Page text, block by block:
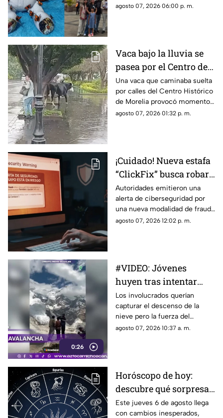
municipio de Cuitzeo,
conocido como “El Guardián
de las Monarcas”, el cual fue
entregado a su hijo, Homero
Gómez Valencia, en la ciudad
de Morelia.
agosto 07, 2026 06:00 p. m.
Vaca bajo la lluvia se
pasea por el Centro de
Morelia y asusta a una
mujer
Una vaca que caminaba suelta
por calles del Centro Histórico
de Morelia provocó momentos
de sorpresa y susto entre
Niños Héroes.
agosto 07, 2026 01:32 p. m.
¡Cuidado! Nueva estafa
“ClickFix” busca robar
información desde tu
computadora
Autoridades emitieron una
alerta de ciberseguridad por
una nueva modalidad de fraude
conocida como “ClickFix”, una
pueden comprometer sus
equipos y robar información
personal.
agosto 07, 2026 12:02 p. m.
0:26
#VIDEO: Jóvenes
huyen tras intentar
grabar una potente
avalancha
Los involucrados querían
capturar el descenso de la
nieve pero la fuerza del
fenómeno los obligó a correr.
agosto 07, 2026 10:37 a. m.
Horóscopo de hoy:
descubre qué sorpresa
le espera a tu signo este
jueves 6 de agosto
Este jueves 6 de agosto llega
con cambios inesperados,